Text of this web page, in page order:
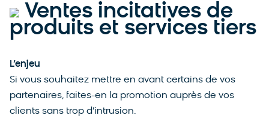
Ventes incitatives de
produits et services tiers
L’enjeu
Si vous souhaitez mettre en avant certains de vos
partenaires, faites-en la promotion auprès de vos
clients sans trop d’intrusion.